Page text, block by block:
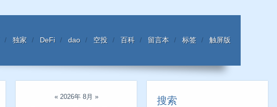
独家 DeFi dao 空投 百科 留言本 标签 触屏版
« 2026年 8月 »
搜索